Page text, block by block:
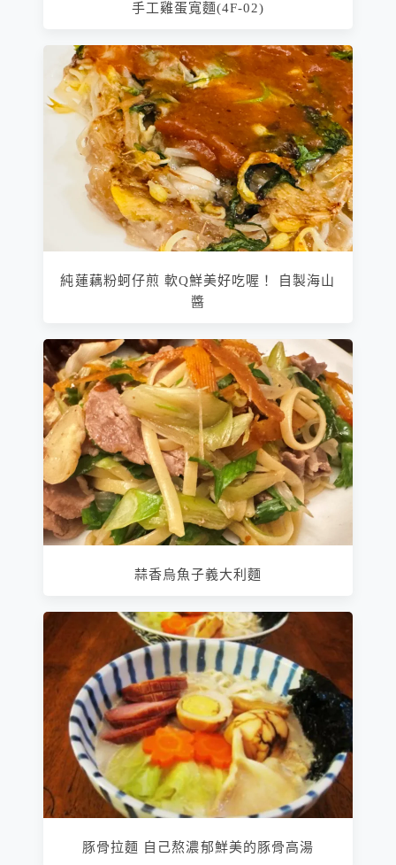
手工雞蛋寬麵(4F-02)
純蓮藕粉蚵仔煎 軟Q鮮美好吃喔！ 自製海山
醬
蒜香烏魚子義大利麵
豚骨拉麵 自己熬濃郁鮮美的豚骨高湯